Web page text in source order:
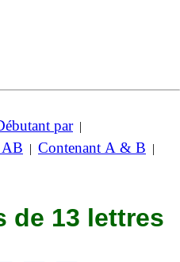
par|
AB | Contenant A & B |
de 13 lettres